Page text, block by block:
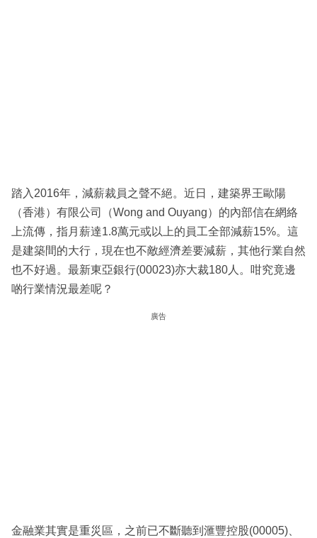
閱
專
區
踏入2016年，減薪裁員之聲不絕。近日，建築界王歐陽
（香港）有限公司（Wong and Ouyang）的內部信在網絡
上流傳，指月薪達1.8萬元或以上的員工全部減薪15%。這
是建築間的大行，現在也不敵經濟差要減薪，其他行業自然
也不好過。最新東亞銀行(00023)亦大裁180人。咁究竟邊
啲行業情況最差呢？
廣告
金融業其實是重災區，之前已不斷聽到滙豐控股(00005)、